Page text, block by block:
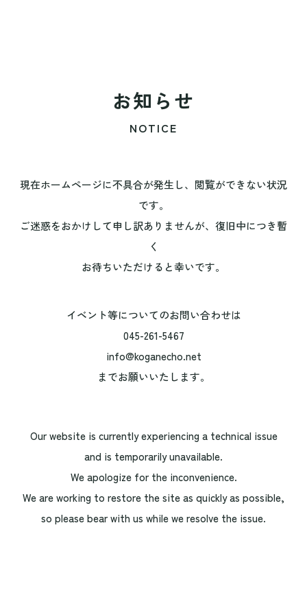
お知らせ
NOTICE
現在ホームページに不具合が発生し、閲覧ができない状況
です。
ご迷惑をおかけして申し訳ありませんが、復旧中につき暫
く
お待ちいただけると幸いです。
イベント等についてのお問い合わせは
045-261-5467
info@koganecho.net
までお願いいたします。
Our website is currently experiencing a technical issue
and is temporarily unavailable.
We apologize for the inconvenience.
We are working to restore the site as quickly as possible,
so please bear with us while we resolve the issue.